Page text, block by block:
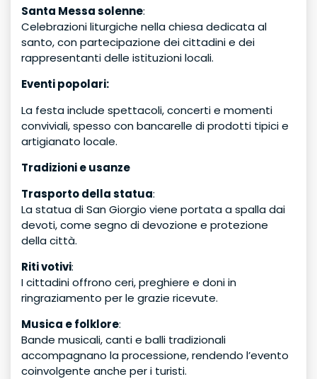
Santa Messa solenne:
Celebrazioni liturgiche nella chiesa dedicata al
santo, con partecipazione dei cittadini e dei
rappresentanti delle istituzioni locali.
Eventi popolari:
La festa include spettacoli, concerti e momenti
conviviali, spesso con bancarelle di prodotti tipici e
artigianato locale.
Tradizioni e usanze
Trasporto della statua:
La statua di San Giorgio viene portata a spalla dai
devoti, come segno di devozione e protezione
della città.
Riti votivi:
I cittadini offrono ceri, preghiere e doni in
ringraziamento per le grazie ricevute.
Musica e folklore:
Bande musicali, canti e balli tradizionali
accompagnano la processione, rendendo l’evento
coinvolgente anche per i turisti.